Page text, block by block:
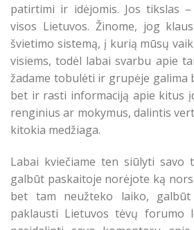
patirtimi ir idėjomis. Jos tikslas
visos Lietuvos. Žinome, jog
švietimo sistemą, į kurią mūsų
visiems, todėl labai svarbu apie
žadame tobulėti ir grupėje galima
bet ir rasti informaciją apie kitus
renginius ar mokymus, dalintis
kitokia medžiaga.
Labai kviečiame ten siūlyti savo
galbūt paskaitoje norėjote ką
bet tam neužteko laiko,
paklausti Lietuvos tėvų forumo